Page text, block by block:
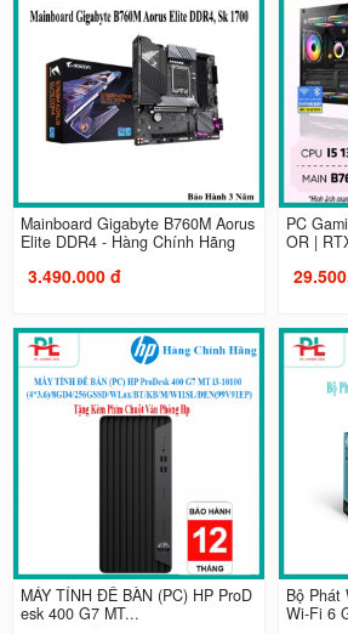
Mainboard Gigabyte B760M Aorus
Elite DDR4 - Hàng Chính Hãng
3.490.000 đ
PC
OR |
MÁY TÍNH ĐỂ BÀN (PC) HP ProD
esk 400 G7 MT...
Bộ Phát
Wi-Fi 6